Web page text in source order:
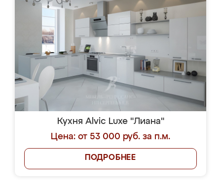
Кухня Alvic Luxe "Лиана"
Цена: от 53 000 руб. за п.м.
ПОДРОБНЕЕ